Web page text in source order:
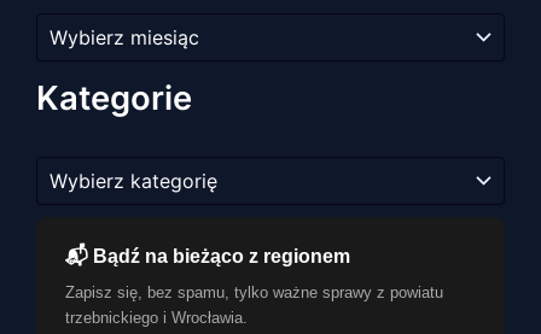
artykułów
Kategorie
📬 Bądź na bieżąco z regionem
Zapisz się, bez spamu, tylko ważne sprawy z powiatu
trzebnickiego i Wrocławia.